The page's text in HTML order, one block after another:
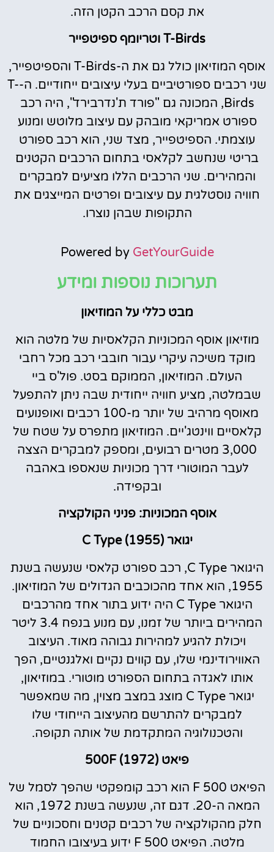
את קסם הרכב הקטן הזה.
T-Birds וטריומף ספיטפייר
אוסף המוזיאון כולל גם את ה-T-Birds והספיטפייר,
שני רכבים ספורטיביים בעלי עיצובים ייחודיים. ה-T-
Birds, המכונה גם "פורד ת'נדרבירד", היה רכב
ספורט אמריקאי מובהק עם עיצוב מלוטש ומנוע
עוצמתי. הספיטפייר, מצד שני, הוא רכב ספורט
בריטי שנחשב לקלאסי בתחום הרכבים הקטנים
והמהירים. שני הרכבים הללו מציעים למבקרים
חוויה נוסטלגית עם עיצובים ופרטים המייצגים את
התקופות שבהן נוצרו.
Powered by GetYourGuide
תערוכות נוספות ומידע
מבט כללי על המוזיאון
מוזיאון אוסף המכוניות הקלאסיות של מלטה הוא
מוקד משיכה עיקרי עבור חובבי רכב מכל רחבי
העולם. המוזיאון, הממוקם בסט. פול'ס ביי
שבמלטה, מציע חוויה ייחודית שבה ניתן להתפעל
מאוסף מרהיב של יותר מ-100 רכבים ואופנועים
קלאסיים ווינטג'יים. המוזיאון מתפרס על שטח של
3,000 מטרים רבועים, ומספק למבקרים הצצה
לעבר המוטורי דרך מכוניות שנאספו באהבה
ובקפידה.
אוסף המכוניות: פניני הקולקציה
יגואר C Type (1955)
היגואר C Type, רכב ספורט קלאסי שנעשה בשנת
1955, הוא אחד מהכוכבים הגדולים של המוזיאון.
היגואר C Type היה ידוע בתור אחד מהרכבים
המהירים ביותר של זמנו, עם מנוע בנפח 3.4 ליטר
ויכולת להגיע למהירות גבוהה מאוד. העיצוב
האווירודינמי שלו, עם קווים נקיים ואלגנטיים, הפך
אותו לאגדה בתחום הספורט מוטורי. במוזיאון,
יגואר C Type מוצג במצב מצוין, מה שמאפשר
למבקרים להתרשם מהעיצוב הייחודי שלו
והטכנולוגיה המתקדמת של אותה תקופה.
פיאט 500F (1972)
הפיאט 500 F הוא רכב קומפקטי שהפך לסמל של
המאה ה-20. דגם זה, שנעשה בשנת 1972, הוא
חלק מהקולקציה של רכבים קטנים וחסכוניים של
מלטה. הפיאט 500 F ידוע בעיצובו החמוד